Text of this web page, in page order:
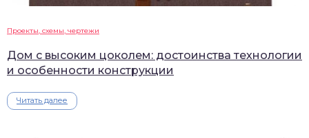
Проекты, схемы, чертежи
Дом с высоким цоколем: достоинства технологии
и особенности конструкции
Читать далее